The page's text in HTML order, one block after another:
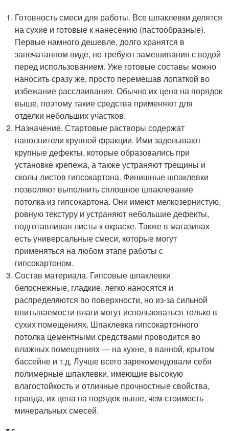
Готовность смеси для работы. Все шпаклевки делятся
на сухие и готовые к нанесению (пастообразные).
Первые намного дешевле, долго хранятся в
запечатанном виде, но требуют замешивания с водой
перед использованием. Уже готовые составы можно
наносить сразу же, просто перемешав лопаткой во
избежание расслаивания. Обычно их цена на порядок
выше, поэтому такие средства применяют для
отделки небольших участков.
Назначение. Стартовые растворы содержат
наполнители крупной фракции. Ими заделывают
крупные дефекты, которые образовались при
установке крепежа, а также устраняют трещины и
сколы листов гипсокартона. Финишные шпаклевки
позволяют выполнить сплошное шпаклевание
потолка из гипсокартона. Они имеют мелкозернистую,
ровную текстуру и устраняют небольшие дефекты,
подготавливая листы к окраске. Также в магазинах
есть универсальные смеси, которые могут
применяться на любом этапе работы с
гипсокартоном.
Состав материала. Гипсовые шпаклевки
белоснежные, гладкие, легко наносятся и
распределяются по поверхности, но из-за сильной
впитываемости влаги могут использоваться только в
сухих помещениях. Шпаклевка гипсокартонного
потолка цементными средствами проводится во
влажных помещениях — на кухне, в ванной, крытом
бассейне и т.д. Лучше всего зарекомендовали себя
полимерные шпаклевки, имеющие высокую
влагостойкость и отличные прочностные свойства,
правда, их цена на порядок выше, чем стоимость
минеральных смесей.